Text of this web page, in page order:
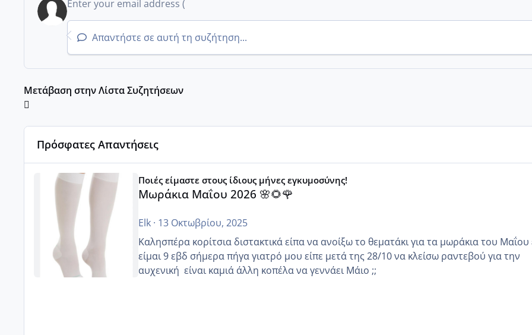
Απαντήστε σε αυτή τη συζήτηση...
Μετάβαση στην Λίστα Συζητήσεων
Πρόσφατες Απαντήσεις
Μωράκια Μαΐου 2026 🌸🌻🌹
Ποιές είμαστε στους ίδιους μήνες εγκυμοσύνης!
Μωράκια Μαΐου 2026 🌸🌻🌹
Elk· 13 Οκτωβρίου, 2025
Καλησπέρα κορίτσια διστακτικά είπα να ανοίξω το θεματάκι για τα μωράκια του Μαΐου εγώ
είμαι 9 εβδ σήμερα πήγα γιατρό μου είπε μετά της 28/10 να κλείσω ραντεβού για την
αυχενική είναι καμιά άλλη κοπέλα να γεννάει Μάιο ;;